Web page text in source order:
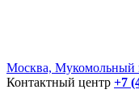
Москва, Мукомольный
Контактный центр +7